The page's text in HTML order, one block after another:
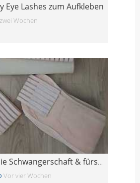
Eye Lashes zum Aufkleben
Wochen
Sachen für die Schwangerschaft & fürs Wochenbett
Vor vier Wochen